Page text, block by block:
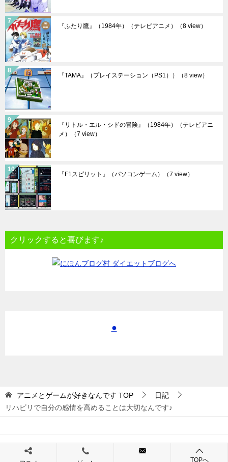
『ふたり鷹』（1984年）（テレビアニメ） （8 view）
『TAMA』（プレイステーション（PS1）） （8 view）
『リトル・エル・シドの冒険』（1984年）（テレビアニ
メ）
（7 view）
『F1スピリット』（パソコンゲーム） （7 view）
クリックすると喜びます♪
●
アニメとゲームが好きなんです TOP
日記
リハビリで自分の感情を高めることは大切なんです♪
© 2017 アニメとゲームが好きなんです
TOPへ